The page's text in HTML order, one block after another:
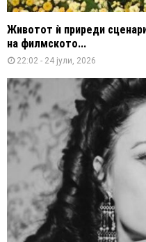
Животот ѝ приреди
на филмското...
22:02 - 24 јули, 2026